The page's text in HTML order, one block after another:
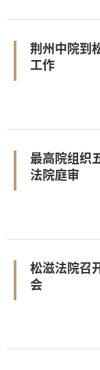
荆州中院到
工作
最高院组织
法院庭审
松滋法院召
会